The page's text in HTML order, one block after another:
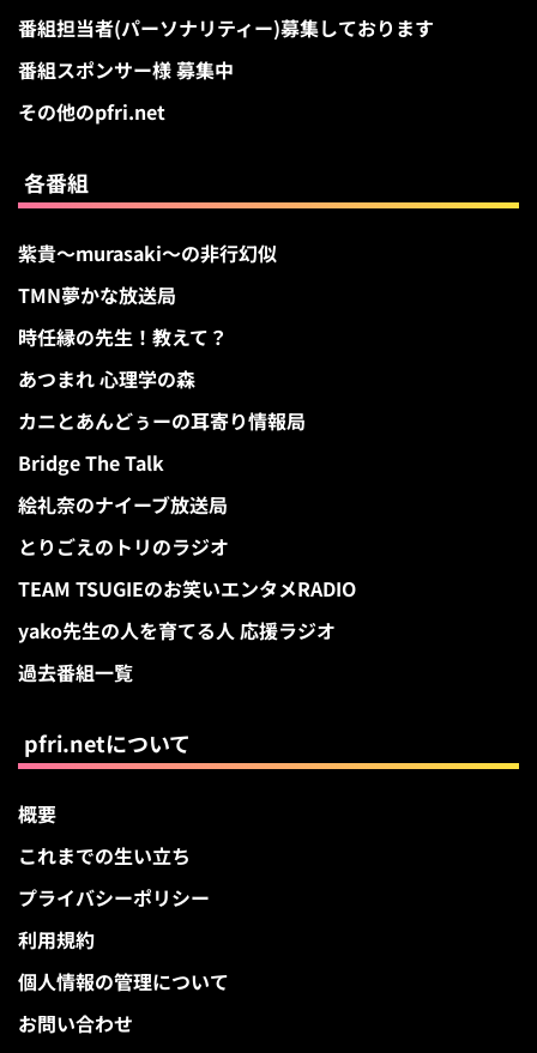
番組担当者(パーソナリティー)募集しております
番組スポンサー様 募集中
その他のpfri.net
各番組
紫貴～murasaki～の非行幻似
TMN夢かな放送局
時任縁の先生！教えて？
あつまれ 心理学の森
カニとあんどぅーの耳寄り情報局
Bridge The Talk
絵礼奈のナイーブ放送局
とりごえのトリのラジオ
TEAM TSUGIEのお笑いエンタメRADIO
yako先生の人を育てる人 応援ラジオ
過去番組一覧
pfri.netについて
概要
これまでの生い立ち
プライバシーポリシー
利用規約
個人情報の管理について
お問い合わせ